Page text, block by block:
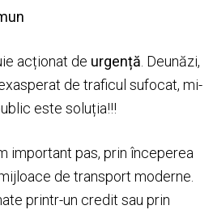
acționat de urgență . Deunăzi,
de traficul sufocat, mi-
este soluția!!!
important pas, prin începerea
de transport moderne.
printr-un credit sau prin